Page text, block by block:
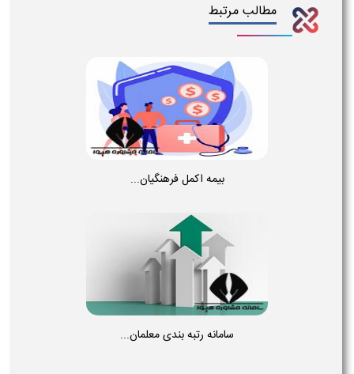
مطالب مرتبط
بیمه اکمل فرهنگیان...
سامانه رتبه بندی معلمان...